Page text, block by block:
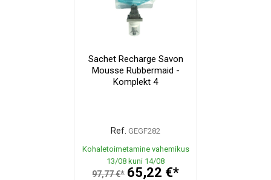
Sachet Recharge Savon
Mousse Rubbermaid -
Komplekt 4
Ref. GEGF282
Kohaletoimetamine vahemikus
13/08 kuni 14/08
97,77 €* 65,22 €*